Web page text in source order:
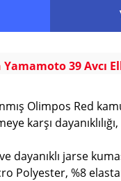
39 Avcı
Olimpos Red
karşı
dayanıklı jarse
Polyester, %8